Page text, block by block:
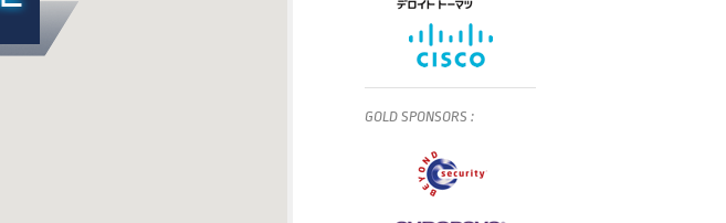
GOLD SPONSORS :